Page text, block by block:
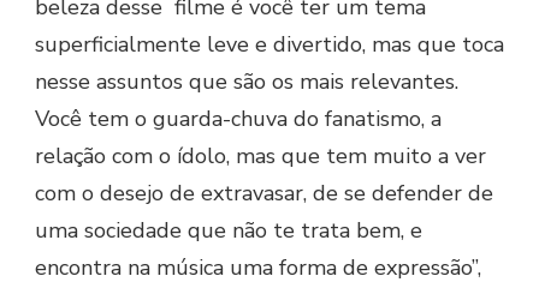
beleza desse filme é você ter um tema
superficialmente leve e divertido, mas que toca
nesse assuntos que são os mais relevantes.
Você tem o guarda-chuva do fanatismo, a
relação com o ídolo, mas que tem muito a ver
com o desejo de extravasar, de se defender de
uma sociedade que não te trata bem, e
encontra na música uma forma de expressão”,